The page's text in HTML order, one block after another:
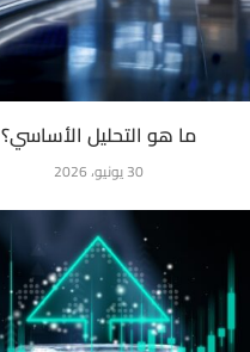
ما هو التحليل الأساسي؟
30 يونيو، 2026